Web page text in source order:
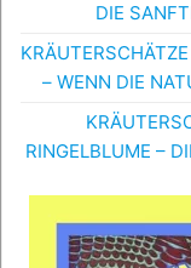
DIE
– WENN DIE
RINGELBLUME –